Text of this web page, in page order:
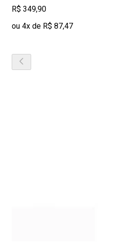
R$ 349,90
ou 4x de R$ 87,47